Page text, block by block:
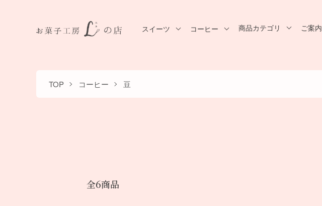
スイーツ コーヒー 商品カテゴリ ご案内
TOP コーヒー 豆
全6商品